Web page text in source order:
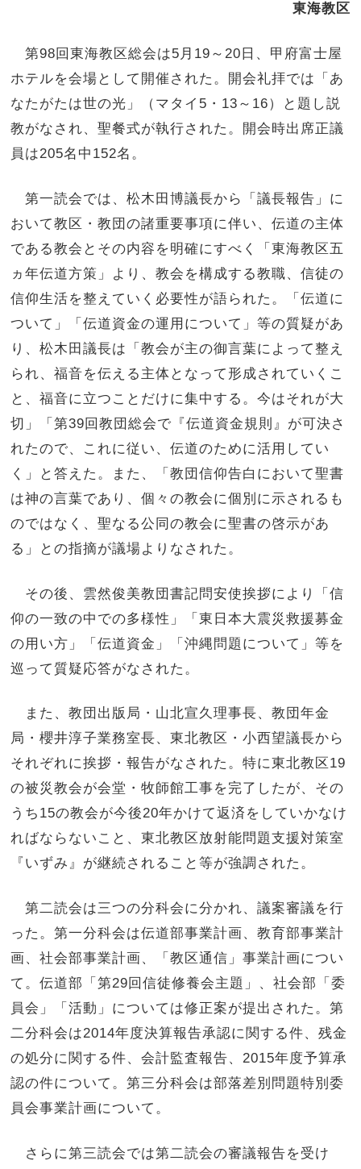
東海教区
第98回東海教区総会は5月19～20日、甲府富士屋
ホテルを会場として開催された。開会礼拝では「あ
なたがたは世の光」（マタイ5・13～16）と題し説
教がなされ、聖餐式が執行された。開会時出席正議
員は205名中152名。
第一読会では、松木田博議長から「議長報告」に
おいて教区・教団の諸重要事項に伴い、伝道の主体
である教会とその内容を明確にすべく「東海教区五
ヵ年伝道方策」より、教会を構成する教職、信徒の
信仰生活を整えていく必要性が語られた。「伝道に
ついて」「伝道資金の運用について」等の質疑があ
り、松木田議長は「教会が主の御言葉によって整え
られ、福音を伝える主体となって形成されていくこ
と、福音に立つことだけに集中する。今はそれが大
切」「第39回教団総会で『伝道資金規則』が可決さ
れたので、これに従い、伝道のために活用してい
く」と答えた。また、「教団信仰告白において聖書
は神の言葉であり、個々の教会に個別に示されるも
のではなく、聖なる公同の教会に聖書の啓示があ
る」との指摘が議場よりなされた。
その後、雲然俊美教団書記問安使挨拶により「信
仰の一致の中での多様性」「東日本大震災救援募金
の用い方」「伝道資金」「沖縄問題について」等を
巡って質疑応答がなされた。
また、教団出版局・山北宣久理事長、教団年金
局・櫻井淳子業務室長、東北教区・小西望議長から
それぞれに挨拶・報告がなされた。特に東北教区19
の被災教会が会堂・牧師館工事を完了したが、その
うち15の教会が今後20年かけて返済をしていかなけ
ればならないこと、東北教区放射能問題支援対策室
『いずみ』が継続されること等が強調された。
第二読会は三つの分科会に分かれ、議案審議を行
った。第一分科会は伝道部事業計画、教育部事業計
画、社会部事業計画、「教区通信」事業計画につい
て。伝道部「第29回信徒修養会主題」、社会部「委
員会」「活動」については修正案が提出された。第
二分科会は2014年度決算報告承認に関する件、残金
の処分に関する件、会計監査報告、2015年度予算承
認の件について。第三分科会は部落差別問題特別委
員会事業計画について。
さらに第三読会では第二読会の審議報告を受け